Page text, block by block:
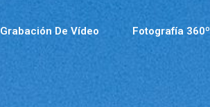
Grabación De Vídeo Fotografía 360º